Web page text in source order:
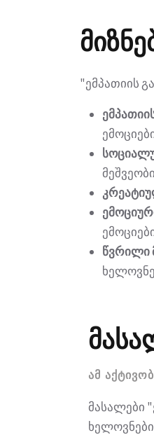
"ემპათიის
წვრილი
ᲐᲛ
მასალები